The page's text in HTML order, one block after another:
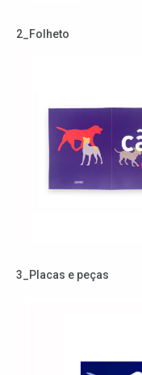
2_Folheto
3_Placas e peças